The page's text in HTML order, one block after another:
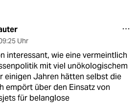
Uhr
interessant, wie eine vermeintlich
mit viel unökologischem
einigen Jahren hätten selbst die
empört über den Einsatz von
für belanglose